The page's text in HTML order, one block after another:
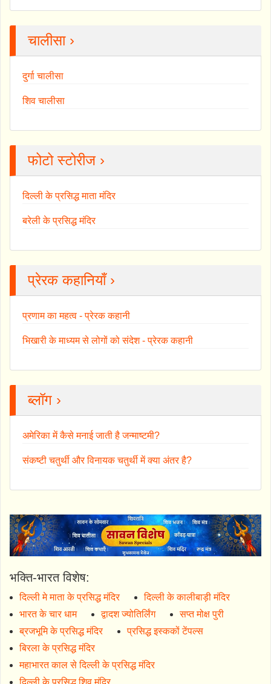
चालीसा ›
दुर्गा चालीसा
शिव चालीसा
फोटो स्टोरीज ›
दिल्ली के प्रसिद्ध माता मंदिर
बरेली के प्रसिद्ध मंदिर
प्रेरक कहानियाँ ›
प्रणाम का महत्व - प्रेरक कहानी
भिखारी के माध्यम से लोगों को संदेश - प्रेरक कहानी
ब्लॉग ›
अमेरिका में कैसे मनाई जाती है जन्माष्टमी?
संकष्टी चतुर्थी और विनायक चतुर्थी में क्या अंतर है?
भक्ति-भारत विशेष:
दिल्ली मे माता के प्रसिद्ध मंदिर
दिल्ली के कालीबाड़ी मंदिर
भारत के चार धाम
द्वादश ज्योतिर्लिंग
सप्त मोक्ष पुरी
ब्रजभूमि के प्रसिद्ध मंदिर
प्रसिद्ध इस्ककों टेंपल्स
बिरला के प्रसिद्ध मंदिर
महाभारत काल से दिल्ली के प्रसिद्ध मंदिर